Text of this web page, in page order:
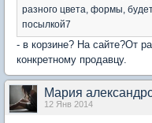
разного цвета, формы,
посылкой7
- в корзине? На сайте?От
конкретному продавцу.
Мария
12 Янв 2014